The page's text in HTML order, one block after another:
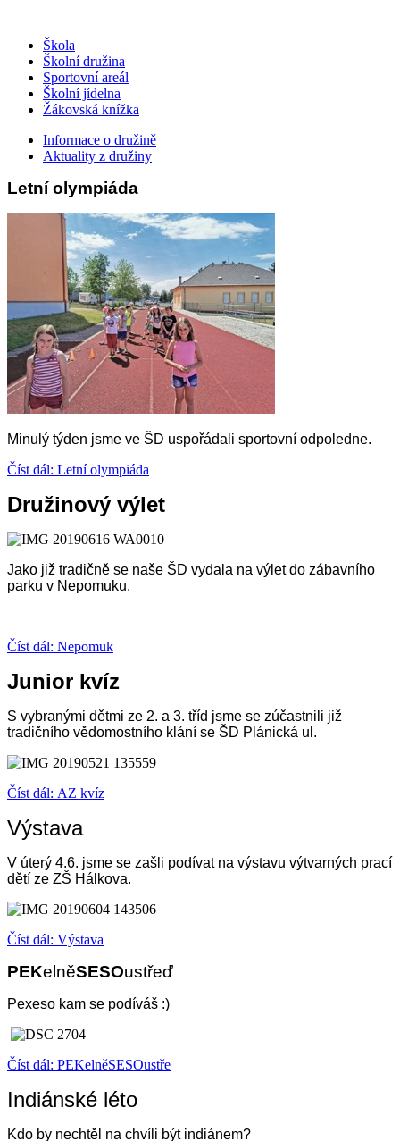
Škola
Školní družina
Sportovní areál
Školní jídelna
Žákovská knížka
Informace o družině
Aktuality z družiny
Letní olympiáda
Minulý týden jsme ve ŠD uspořádali sportovní odpoledne.
Číst dál: Letní olympiáda
Družinový výlet
Jako již tradičně se naše ŠD vydala na výlet do zábavního
parku v Nepomuku.
Číst dál: Nepomuk
Junior kvíz
S vybranými dětmi ze 2. a 3. tříd jsme se zúčastnili již
tradičního vědomostního klání se ŠD Plánická ul.
Číst dál: AZ kvíz
Výstava
V úterý 4.6. jsme se zašli podívat na výstavu výtvarných prací
dětí ze ZŠ Hálkova.
Číst dál: Výstava
PEKelněSESOustřeď
Pexeso kam se podíváš :)
Číst dál: PEKelněSESOustře
Indiánské léto
Kdo by nechtěl na chvíli být indiánem?